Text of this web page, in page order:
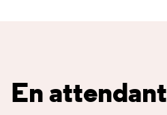
En attendant